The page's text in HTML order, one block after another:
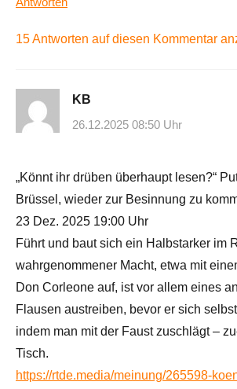
15 Antworten auf diesen Kommentar
KB
26.12.2025 08:50 Uhr
„Könnt ihr drüben überhaupt lesen?“
Brüssel, wieder zur Besinnung zu
23 Dez. 2025 19:00 Uhr
Führt und baut sich ein Halbstarker im
wahrgenommener Macht, etwa mit
Don Corleone auf, ist vor allem eines
Flausen austreiben, bevor er sich
indem man mit der Faust zuschlägt –
Tisch.
https://rtde.media/meinung/265598-